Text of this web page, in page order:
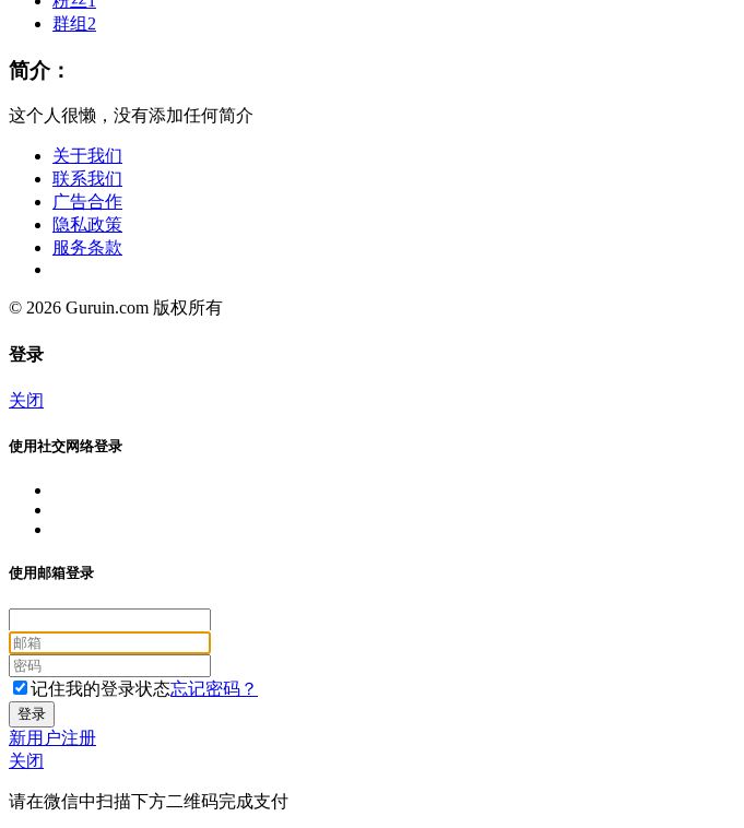
群组 2
简介：
这个人很懒，没有添加任何简介
关于我们
联系我们
广告合作
隐私政策
服务条款
© 2026 Guruin.com 版权所有
登录
关闭
使用社交网络登录
使用邮箱登录
记住我的登录状态忘记密码？
新用户注册
关闭
请在微信中扫描下方二维码完成支付